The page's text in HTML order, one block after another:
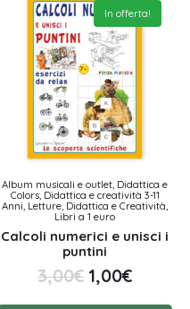
In offerta!
Album musicali e outlet, Didattica e
Colors, Didattica e creatività 3-11
Anni, Letture, Didattica e Creatività,
Libri a 1 euro
Calcoli numerici e unisci i
puntini
3,00€ 1,00€